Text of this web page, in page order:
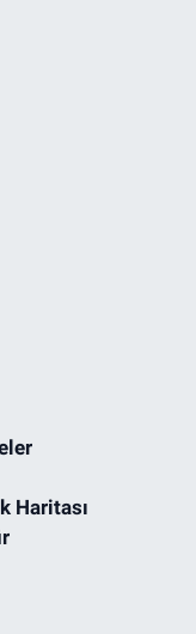
Haritası